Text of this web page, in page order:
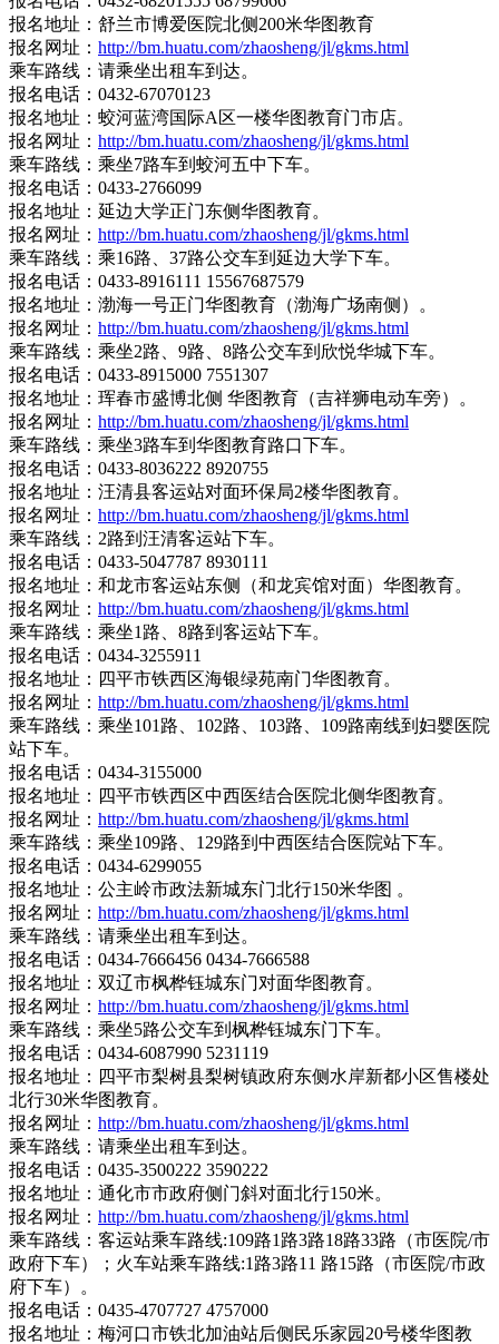
报名地址：舒兰市博爱医院北侧200米华图教育
报名网址： http://bm.huatu.com/zhaosheng/jl/gkms.html
乘车路线：请乘坐出租车到达。
报名电话：0432-67070123
报名地址：蛟河蓝湾国际A区一楼华图教育门市店。
报名网址： http://bm.huatu.com/zhaosheng/jl/gkms.html
乘车路线：乘坐7路车到蛟河五中下车。
报名电话：0433-2766099
报名地址：延边大学正门东侧华图教育。
报名网址： http://bm.huatu.com/zhaosheng/jl/gkms.html
乘车路线：乘16路、37路公交车到延边大学下车。
报名电话：0433-8916111 15567687579
报名地址：渤海一号正门华图教育（渤海广场南侧）。
报名网址： http://bm.huatu.com/zhaosheng/jl/gkms.html
乘车路线：乘坐2路、9路、8路公交车到欣悦华城下车。
报名电话：0433-8915000 7551307
报名地址：珲春市盛博北侧 华图教育（吉祥狮电动车旁）。
报名网址： http://bm.huatu.com/zhaosheng/jl/gkms.html
乘车路线：乘坐3路车到华图教育路口下车。
报名电话：0433-8036222 8920755
报名地址：汪清县客运站对面环保局2楼华图教育。
报名网址： http://bm.huatu.com/zhaosheng/jl/gkms.html
乘车路线：2路到汪清客运站下车。
报名电话：0433-5047787 8930111
报名地址：和龙市客运站东侧（和龙宾馆对面）华图教育。
报名网址： http://bm.huatu.com/zhaosheng/jl/gkms.html
乘车路线：乘坐1路、8路到客运站下车。
报名电话：0434-3255911
报名地址：四平市铁西区海银绿苑南门华图教育。
报名网址： http://bm.huatu.com/zhaosheng/jl/gkms.html
乘车路线：乘坐101路、102路、103路、109路南线到妇婴医院
站下车。
报名电话：0434-3155000
报名地址：四平市铁西区中西医结合医院北侧华图教育。
报名网址： http://bm.huatu.com/zhaosheng/jl/gkms.html
乘车路线：乘坐109路、129路到中西医结合医院站下车。
报名电话：0434-6299055
报名地址：公主岭市政法新城东门北行150米华图 。
报名网址： http://bm.huatu.com/zhaosheng/jl/gkms.html
乘车路线：请乘坐出租车到达。
报名电话：0434-7666456 0434-7666588
报名地址：双辽市枫桦钰城东门对面华图教育。
报名网址： http://bm.huatu.com/zhaosheng/jl/gkms.html
乘车路线：乘坐5路公交车到枫桦钰城东门下车。
报名电话：0434-6087990 5231119
报名地址：四平市梨树县梨树镇政府东侧水岸新都小区售楼处
北行30米华图教育。
报名网址： http://bm.huatu.com/zhaosheng/jl/gkms.html
乘车路线：请乘坐出租车到达。
报名电话：0435-3500222 3590222
报名地址：通化市市政府侧门斜对面北行150米。
报名网址： http://bm.huatu.com/zhaosheng/jl/gkms.html
乘车路线：客运站乘车路线:109路1路3路18路33路（市医院/市
政府下车）；火车站乘车路线:1路3路11 路15路（市医院/市政
府下车）。
报名电话：0435-4707727 4757000
报名地址：梅河口市铁北加油站后侧民乐家园20号楼华图教